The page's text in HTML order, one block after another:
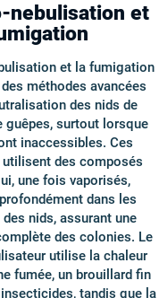
nebulisation et
et la fumigation
méthodes avancées
des nids de
guêpes, surtout lorsque
inaccessibles. Ces
des composés
une fois vaporisés,
dans les
nids, assurant une
des colonies. Le
utilise la chaleur
fumée, un brouillard fin
tandis que la